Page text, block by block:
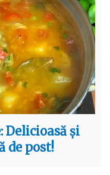
Delicioasă și
de post!